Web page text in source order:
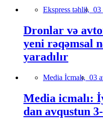
Ekspress təhlil, 03
Dronlar və
yeni rəqəmsal
yaradılır
Media İcmalı, 03
Media icmalı:
dan avqustun